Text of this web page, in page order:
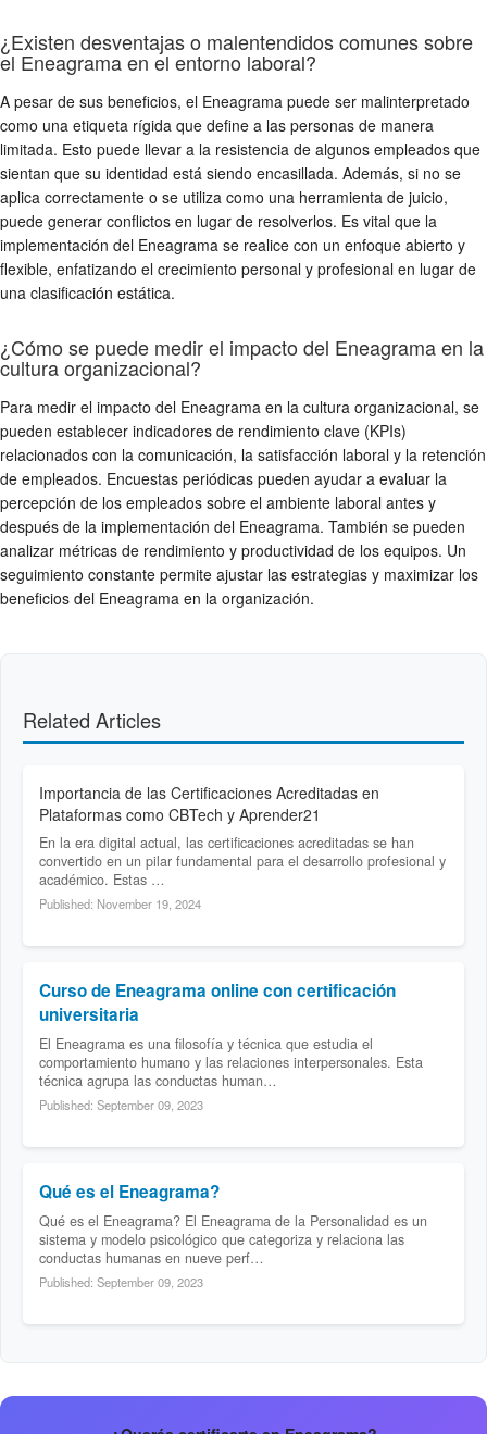
¿Existen desventajas o malentendidos comunes sobre
el Eneagrama en el entorno laboral?
A pesar de sus beneficios, el Eneagrama puede ser malinterpretado
como una etiqueta rígida que define a las personas de manera
limitada. Esto puede llevar a la resistencia de algunos empleados que
sientan que su identidad está siendo encasillada. Además, si no se
aplica correctamente o se utiliza como una herramienta de juicio,
puede generar conflictos en lugar de resolverlos. Es vital que la
implementación del Eneagrama se realice con un enfoque abierto y
flexible, enfatizando el crecimiento personal y profesional en lugar de
una clasificación estática.
¿Cómo se puede medir el impacto del Eneagrama en la
cultura organizacional?
Para medir el impacto del Eneagrama en la cultura organizacional, se
pueden establecer indicadores de rendimiento clave (KPIs)
relacionados con la comunicación, la satisfacción laboral y la retención
de empleados. Encuestas periódicas pueden ayudar a evaluar la
percepción de los empleados sobre el ambiente laboral antes y
después de la implementación del Eneagrama. También se pueden
analizar métricas de rendimiento y productividad de los equipos. Un
seguimiento constante permite ajustar las estrategias y maximizar los
beneficios del Eneagrama en la organización.
Related Articles
Importancia de las Certificaciones Acreditadas en
Plataformas como CBTech y Aprender21
En la era digital actual, las certificaciones acreditadas se han
convertido en un pilar fundamental para el desarrollo profesional y
académico. Estas …
Published: November 19, 2024
Curso de Eneagrama online con certificación
universitaria
El Eneagrama es una filosofía y técnica que estudia el
comportamiento humano y las relaciones interpersonales. Esta
técnica agrupa las conductas human…
Published: September 09, 2023
Qué es el Eneagrama?
Qué es el Eneagrama? El Eneagrama de la Personalidad es un
sistema y modelo psicológico que categoriza y relaciona las
conductas humanas en nueve perf…
Published: September 09, 2023